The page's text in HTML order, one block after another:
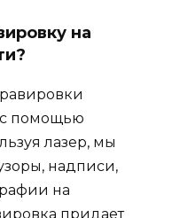
на
с помощью
лазер, мы
надписи,
на
придает